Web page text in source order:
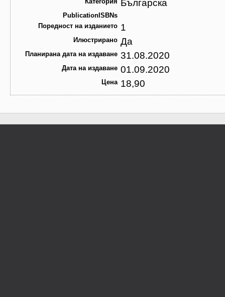
Българска
PublicationISBNs
Поредност на изданието 1
Илюстрирано Да
Планирана дата на издаване 31.08.2020
Дата на издаване 01.09.2020
Цена 18,90